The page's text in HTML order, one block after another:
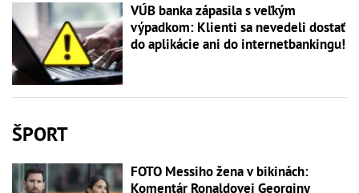
VÚB banka zápasila s veľkým
výpadkom: Klienti sa nevedeli dostať
do aplikácie ani do internetbankingu!
ŠPORT
FOTO Messiho žena v bikinách:
Komentár Ronaldovej Georginy